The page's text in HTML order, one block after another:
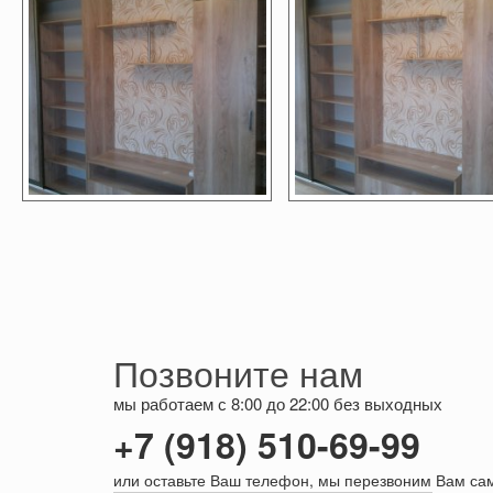
Позвоните нам
мы работаем с 8:00 до 22:00 без выходных
+7 (918) 510-69-99
или оставьте Ваш телефон, мы перезвоним Вам